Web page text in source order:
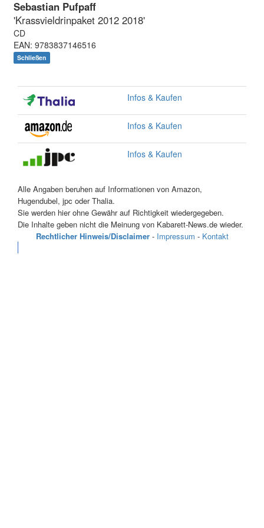
Sebastian Pufpaff
'Krassvieldrinpaket 2012 2018'
CD
EAN: 9783837146516
Schließen
Infos & Kaufen
Infos & Kaufen
Infos & Kaufen
Alle Angaben beruhen auf Informationen von Amazon,
Hugendubel, jpc oder Thalia.
Sie werden hier ohne Gewähr auf Richtigkeit wiedergegeben.
Die Inhalte geben nicht die Meinung von Kabarett-News.de wieder.
Rechtlicher Hinweis/Disclaimer- Impressum - Kontakt